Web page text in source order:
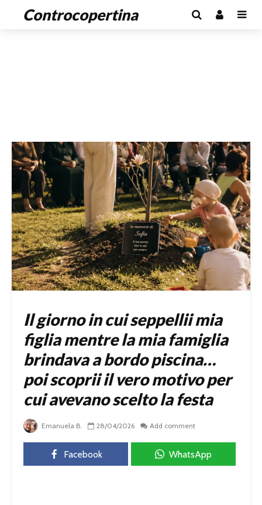
Controcopertina
Il giorno in cui seppellii mia
figlia mentre la mia famiglia
brindava a bordo piscina…
poi scoprii il vero motivo per
cui avevano scelto la festa
Emanuela B. 28/04/2026 Add comment
Facebook WhatsApp